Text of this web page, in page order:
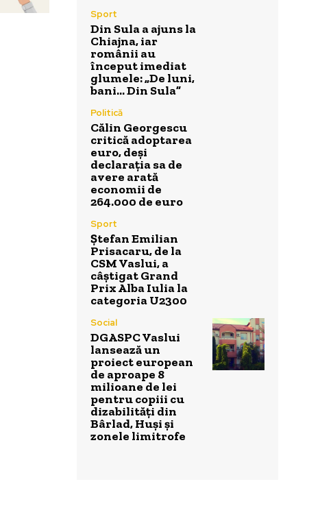
Sport
Din Sula a ajuns la
Chiajna, iar
românii au
început imediat
glumele: „De luni,
bani… Din Sula”
Politică
Călin Georgescu
critică adoptarea
euro, deși
declarația sa de
avere arată
economii de
264.000 de euro
Sport
Ștefan Emilian
Prisacaru, de la
CSM Vaslui, a
câștigat Grand
Prix Alba Iulia la
categoria U2300
Social
DGASPC Vaslui
lansează un
proiect european
de aproape 8
milioane de lei
pentru copiii cu
dizabilități din
Bârlad, Huși și
zonele limitrofe